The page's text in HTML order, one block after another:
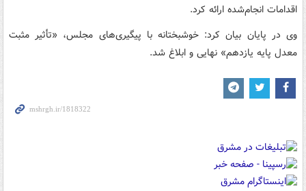
اقدامات انجام‌شده ارائه کرد.
وی در پایان بیان کرد: خوشبختانه با پیگیری‌های مجلس، «تأثیر مثبت
معدل پایه یازدهم» نهایی و ابلاغ شد.